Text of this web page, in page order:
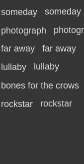
someday
far away
lullaby
rockstar